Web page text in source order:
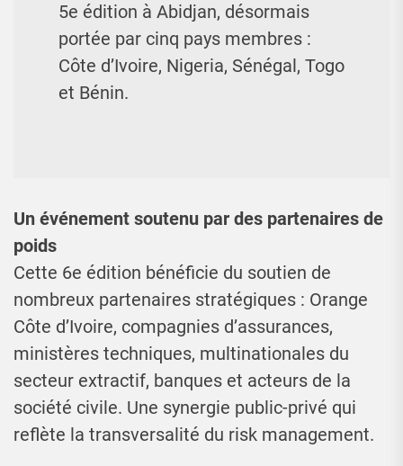
5e édition à Abidjan, désormais
portée par cinq pays membres :
Côte d’Ivoire, Nigeria, Sénégal, Togo
et Bénin.
Un événement soutenu par des partenaires de
poids
Cette 6e édition bénéficie du soutien de
nombreux partenaires stratégiques : Orange
Côte d’Ivoire, compagnies d’assurances,
ministères techniques, multinationales du
secteur extractif, banques et acteurs de la
société civile. Une synergie public-privé qui
reflète la transversalité du risk management.